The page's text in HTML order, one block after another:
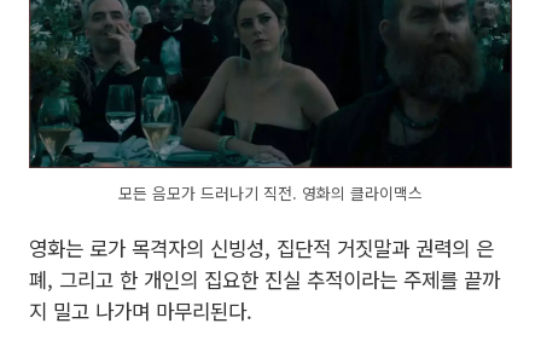
모든 음모가 드러나기 직전. 영화의 클라이맥스
영화는 로가 목격자의 신빙성, 집단적 거짓말과 권력의 은
폐, 그리고 한 개인의 집요한 진실 추적이라는 주제를 끝까
지 밀고 나가며 마무리된다.